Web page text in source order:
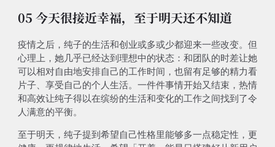
05 今天很接近幸福，至于明天还不知道
疫情之后，纯子的生活和创业或多或少都迎来一些改变。但
心理上，她几乎已经达到理想中的状态：和团队的时差让她
可以相对自由地安排自己的工作时间，也留有足够的精力看
片子、享受自己的个人生活。一件件事情开始又结束，热情
和高效让纯子得以在缤纷的生活和变化的工作之间找到了令
人满意的平衡。
至于明天，纯子提到希望自己性格里能够多一点稳定性，更